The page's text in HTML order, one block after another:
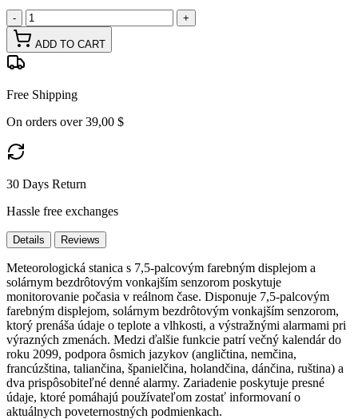
- +
ADD TO CART
Free Shipping
On orders over 39,00 $
30 Days Return
Hassle free exchanges
Details Reviews
Meteorologická stanica s 7,5-palcovým farebným displejom a
solárnym bezdrôtovým vonkajším senzorom poskytuje
monitorovanie počasia v reálnom čase. Disponuje 7,5-palcovým
farebným displejom, solárnym bezdrôtovým vonkajším senzorom,
ktorý prenáša údaje o teplote a vlhkosti, a výstražnými alarmami pri
výrazných zmenách. Medzi ďalšie funkcie patrí večný kalendár do
roku 2099, podpora ôsmich jazykov (angličtina, nemčina,
francúzština, taliančina, španielčina, holandčina, dánčina, ruština) a
dva prispôsobiteľné denné alarmy. Zariadenie poskytuje presné
údaje, ktoré pomáhajú používateľom zostať informovaní o
aktuálnych poveternostných podmienkach.